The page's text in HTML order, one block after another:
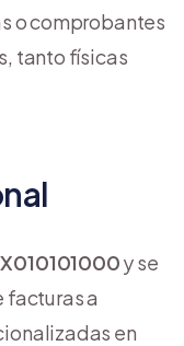
o comprobantes
tanto físicas
y se
facturas a
en